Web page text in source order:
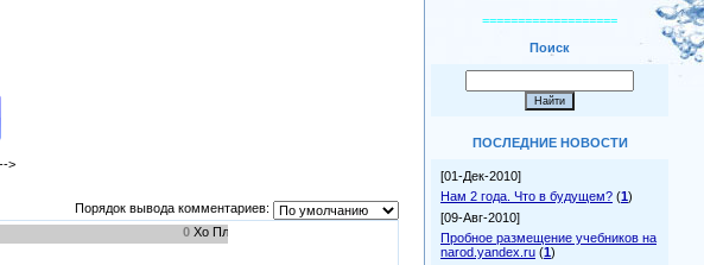
>
Порядок вывода комментариев:
0
===================
Поиск
ПОСЛЕДНИЕ НОВОСТИ
[01-Дек-2010]
Нам 2 года. Что в будущем? (1)
[09-Авг-2010]
Пробное размещение учебников на
narod.yandex.ru (1)